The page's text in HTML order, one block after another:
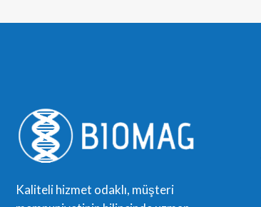
Kaliteli hizmet odaklı, müşteri